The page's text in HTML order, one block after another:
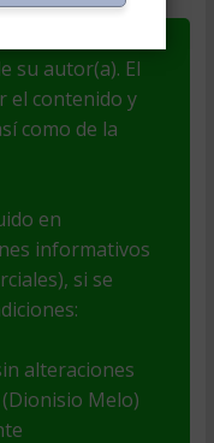
su autor(a). El
el contenido y
como de la
en
informativos
si se
alteraciones
Melo)